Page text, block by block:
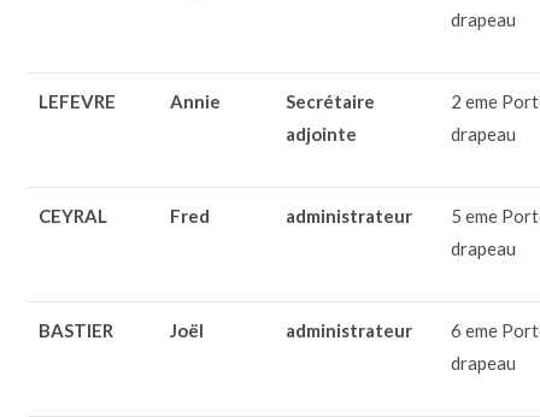
drapeau
LEFEVRE Annie
Secrétaire
adjointe
2 eme
drapeau
CEYRAL Fred administrateur
5 eme
drapeau
BASTIER Joël administrateur
6 eme
drapeau